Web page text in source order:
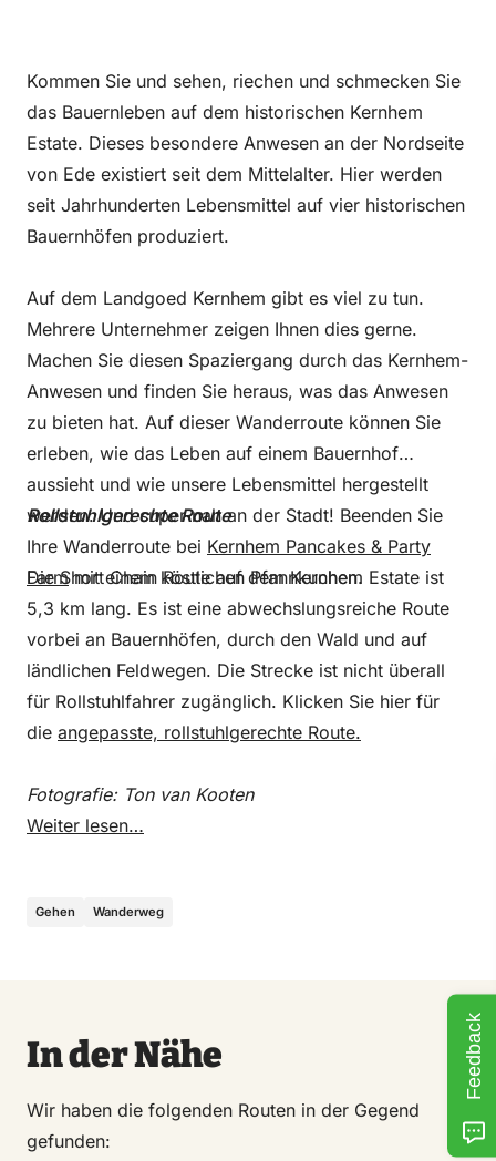
Kommen Sie und sehen, riechen und schmecken Sie
das Bauernleben auf dem historischen Kernhem
Estate. Dieses besondere Anwesen an der Nordseite
von Ede existiert seit dem Mittelalter. Hier werden
seit Jahrhunderten Lebensmittel auf vier historischen
Bauernhöfen produziert.
Auf dem Landgoed Kernhem gibt es viel zu tun.
Mehrere Unternehmer zeigen Ihnen dies gerne.
Machen Sie diesen Spaziergang durch das Kernhem-
Anwesen und finden Sie heraus, was das Anwesen
zu bieten hat. Auf dieser Wanderroute können Sie
erleben, wie das Leben auf einem Bauernhof
aussieht und wie unsere Lebensmittel hergestellt
werden. Und super nah an der Stadt! Beenden Sie
Ihre Wanderroute bei Kernhem Pancakes & Party
Farmmit einem köstlichen Pfannkuchen.
Rollstuhlgerechte Route
Die Short Chain Route auf dem Kernhem Estate ist
5,3 km lang. Es ist eine abwechslungsreiche Route
vorbei an Bauernhöfen, durch den Wald und auf
ländlichen Feldwegen. Die Strecke ist nicht überall
für Rollstuhlfahrer zugänglich. Klicken Sie hier für
die angepasste, rollstuhlgerechte Route.
Fotografie: Ton van Kooten
Weiter lesen…
Gehen Wanderweg
In der Nähe
Wir haben die folgenden Routen in der Gegend
gefunden:
Feedback